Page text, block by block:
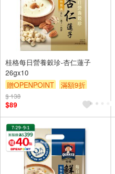
桂格每日營養穀珍-杏仁蓮子
26gx10
贈OPENPOINT
滿額9折
贈$200
$ 138
$89